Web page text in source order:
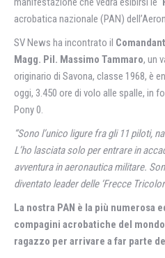
acrobatica nazionale (PAN)
SV News ha incontrato il
Magg. Pil. Massimo Tammaro, un
originario di Savona, classe 1968, è
oggi, 3.450 ore di volo alle spalle, in
Pony 0.
“Sono l’unico ligure fra gli 11 piloti,
L’ho lasciata solo per entrare in
avventura in aeronautica militare.
diventato leader delle ‘Frecce
La nostra PAN è la più numerosa
compagini acrobatiche del
ragazzo per arrivare a far parte